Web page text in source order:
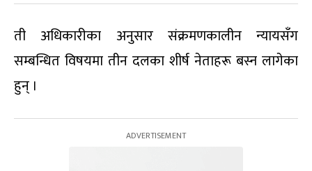
ती अधिकारीका अनुसार संक्रमणकालीन न्यायसँग
सम्बन्धित विषयमा तीन दलका शीर्ष नेताहरू बस्न लागेका
हुन् ।